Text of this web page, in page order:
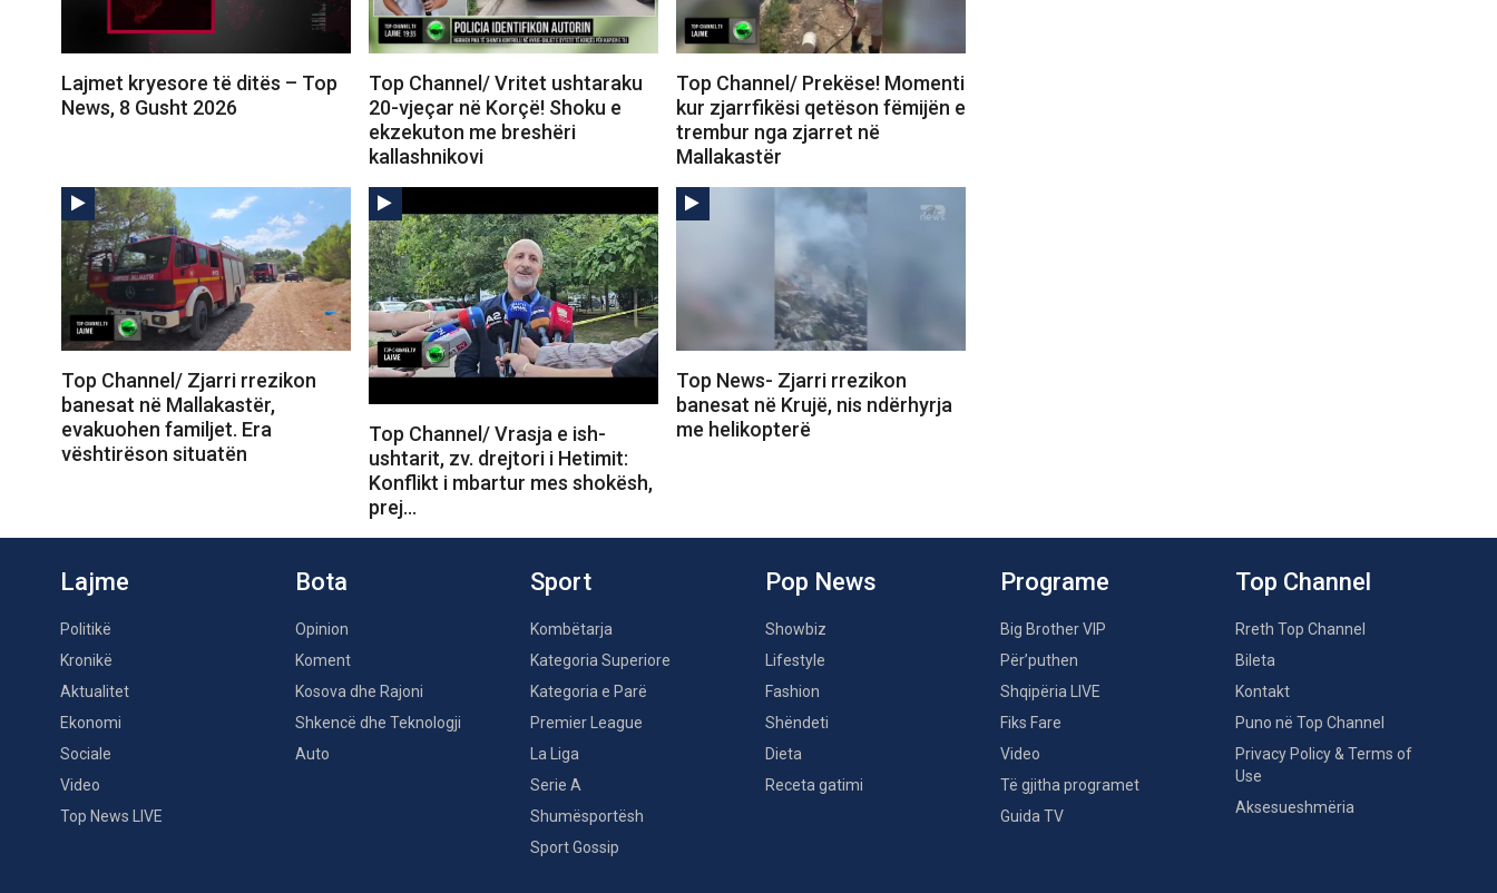
Lajmet kryesore të ditës – Top
News, 8 Gusht 2026
Top Channel/ Vritet ushtaraku
20-vjeçar në Korçë! Shoku e
ekzekuton me breshëri
kallashnikovi
Top Channel/ Prekëse! Momenti
kur zjarrfikësi qetëson fëmijën e
trembur nga zjarret në
Mallakastër
Top Channel/ Zjarri rrezikon
banesat në Mallakastër,
evakuohen familjet. Era
vështirëson situatën
Top Channel/ Vrasja e ish-
ushtarit, zv. drejtori i Hetimit:
Konflikt i mbartur mes shokësh,
prej…
Top News- Zjarri rrezikon
banesat në Krujë, nis ndërhyrja
me helikopterë
Lajme
Politikë
Kronikë
Aktualitet
Ekonomi
Sociale
Video
Top News LIVE
Bota
Opinion
Koment
Kosova dhe Rajoni
Shkencë dhe Teknologji
Auto
Sport
Kombëtarja
Kategoria Superiore
Kategoria e Parë
Premier League
La Liga
Serie A
Shumësportësh
Sport Gossip
Pop News
Showbiz
Lifestyle
Fashion
Shëndeti
Dieta
Receta gatimi
Programe
Big Brother VIP
Për’puthen
Shqipëria LIVE
Fiks Fare
Video
Të gjitha programet
Guida TV
Top Channel
Rreth Top Channel
Bileta
Kontakt
Puno në Top Channel
Privacy Policy & Terms of
Use
Aksesueshmëria